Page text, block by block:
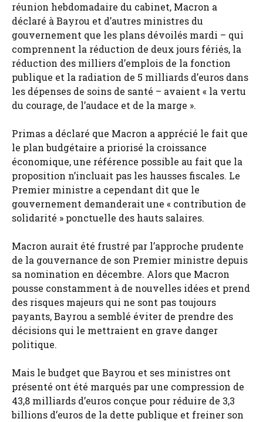
réunion hebdomadaire du cabinet, Macron a
déclaré à Bayrou et d’autres ministres du
gouvernement que les plans dévoilés mardi – qui
comprennent la réduction de deux jours fériés, la
réduction des milliers d’emplois de la fonction
publique et la radiation de 5 milliards d’euros dans
les dépenses de soins de santé – avaient « la vertu
du courage, de l’audace et de la marge ».
Primas a déclaré que Macron a apprécié le fait que
le plan budgétaire a priorisé la croissance
économique, une référence possible au fait que la
proposition n’incluait pas les hausses fiscales. Le
Premier ministre a cependant dit que le
gouvernement demanderait une « contribution de
solidarité » ponctuelle des hauts salaires.
Macron aurait été frustré par l’approche prudente
de la gouvernance de son Premier ministre depuis
sa nomination en décembre. Alors que Macron
pousse constamment à de nouvelles idées et prend
des risques majeurs qui ne sont pas toujours
payants, Bayrou a semblé éviter de prendre des
décisions qui le mettraient en grave danger
politique.
Mais le budget que Bayrou et ses ministres ont
présenté ont été marqués par une compression de
43,8 milliards d’euros conçue pour réduire de 3,3
billions d’euros de la dette publique et freiner son